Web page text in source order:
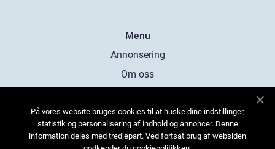
Menu
Annonsering
Om oss
Kontakta oss
Sitemap
På vores website bruges cookies til at huske dine indstillinger,
statistik og personalisering af indhold og annoncer. Denne
information deles med tredjepart. Ved fortsat brug af websiden